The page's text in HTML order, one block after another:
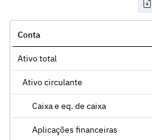
Conta
Ativo total
Ativo circulante
Caixa e eq. de caixa
Aplicações financeiras